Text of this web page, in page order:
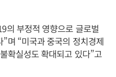
의 부정적 영향으로 글로벌
며 “미국과 중국의 정치경제
확실성도 확대되고 있다”고